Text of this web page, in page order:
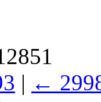
| ←